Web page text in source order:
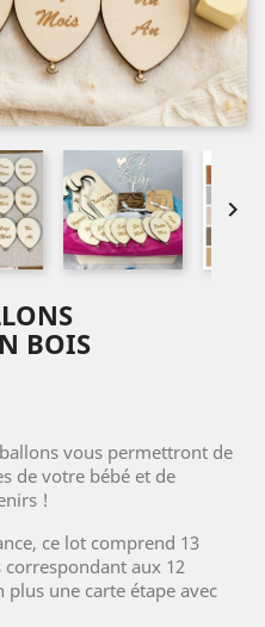

BOIS
vous permettront de
de votre bébé et de
!
ce lot comprend 13
correspondant aux 12
une carte étape avec